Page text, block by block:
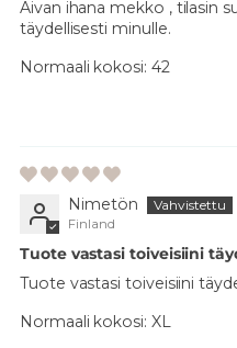
Aivan ihana mekko , tilasin
täydellisesti minulle.
Normaali kokosi: 42
Nimetön
Finland
Tuote vastasi toiveisiini
Tuote vastasi toiveisiini
Normaali kokosi: XL